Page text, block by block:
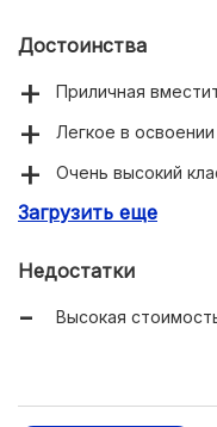
Достоинства
Приличная
Легкое в
Очень высокий
Отличный отжим;
Загрузить еще
Недостатки
Высокая